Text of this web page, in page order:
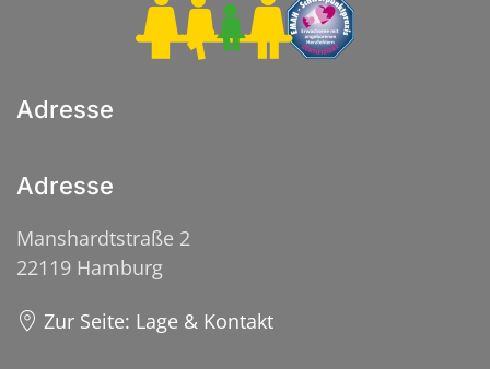
Adresse
Adresse
Manshardtstraße 2
22119 Hamburg
Zur Seite: Lage & Kontakt